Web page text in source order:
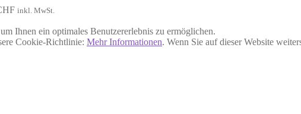
inkl. MwSt.
Ihnen ein optimales Benutzererlebnis zu ermöglichen.
Cookie-Richtlinie: Mehr Informationen. Wenn Sie auf dieser Website